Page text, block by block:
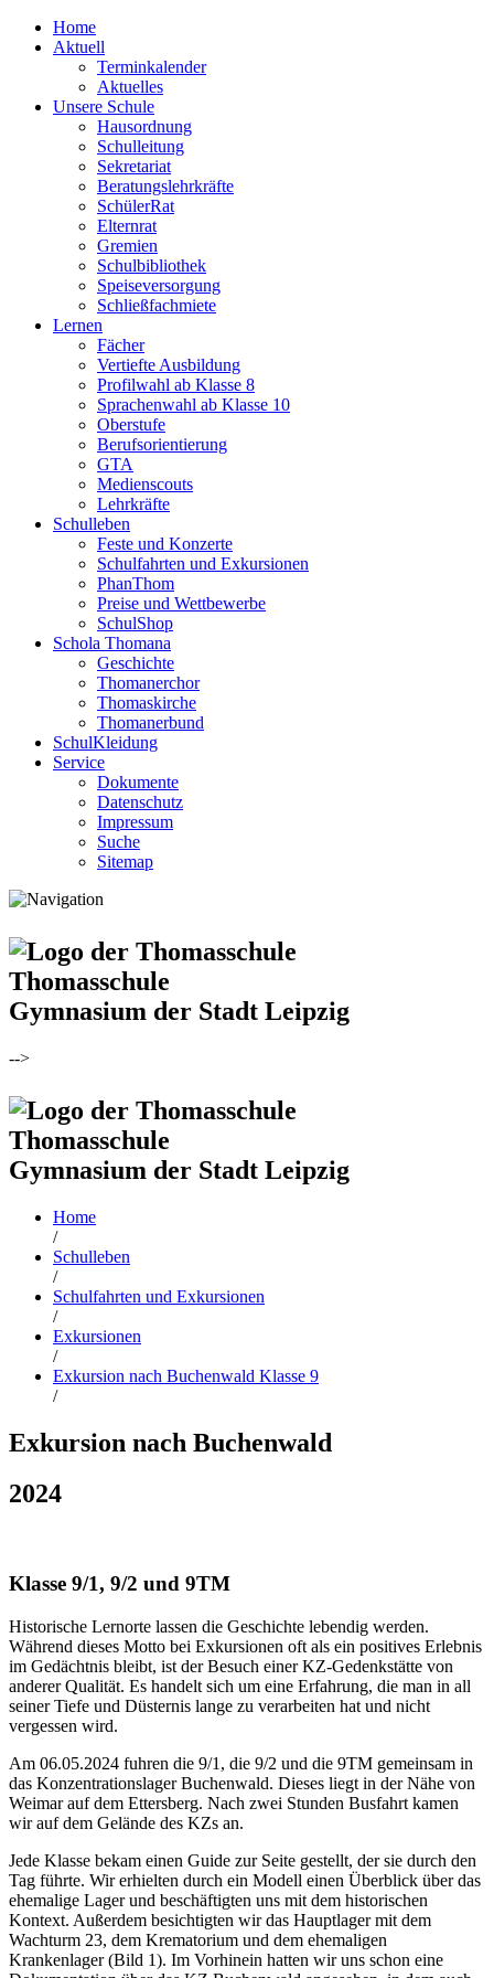
Home
Aktuell
Terminkalender
Aktuelles
Unsere Schule
Hausordnung
Schulleitung
Sekretariat
Beratungslehrkräfte
SchülerRat
Elternrat
Gremien
Schulbibliothek
Speiseversorgung
Schließfachmiete
Lernen
Fächer
Vertiefte Ausbildung
Profilwahl ab Klasse 8
Sprachenwahl ab Klasse 10
Oberstufe
Berufsorientierung
GTA
Medienscouts
Lehrkräfte
Schulleben
Feste und Konzerte
Schulfahrten und Exkursionen
PhanThom
Preise und Wettbewerbe
SchulShop
Schola Thomana
Geschichte
Thomanerchor
Thomaskirche
Thomanerbund
SchulKleidung
Service
Dokumente
Datenschutz
Impressum
Suche
Sitemap
Thomasschule
Gymnasium der Stadt Leipzig
-->
Thomasschule
Gymnasium der Stadt Leipzig
Home
/
Schulleben
/
Schulfahrten und Exkursionen
/
Exkursionen
/
Exkursion nach Buchenwald Klasse 9
/
Exkursion nach Buchenwald
2024
Klasse 9/1, 9/2 und 9TM
Historische Lernorte lassen die Geschichte lebendig werden.
Während dieses Motto bei Exkursionen oft als ein positives Erlebnis
im Gedächtnis bleibt, ist der Besuch einer KZ-Gedenkstätte von
anderer Qualität. Es handelt sich um eine Erfahrung, die man in all
seiner Tiefe und Düsternis lange zu verarbeiten hat und nicht
vergessen wird.
Am 06.05.2024 fuhren die 9/1, die 9/2 und die 9TM gemeinsam in
das Konzentrationslager Buchenwald. Dieses liegt in der Nähe von
Weimar auf dem Ettersberg. Nach zwei Stunden Busfahrt kamen
wir auf dem Gelände des KZs an.
Jede Klasse bekam einen Guide zur Seite gestellt, der sie durch den
Tag führte. Wir erhielten durch ein Modell einen Überblick über das
ehemalige Lager und beschäftigten uns mit dem historischen
Kontext. Außerdem besichtigten wir das Hauptlager mit dem
Wachturm 23, dem Krematorium und dem ehemaligen
Krankenlager (Bild 1). Im Vorhinein hatten wir uns schon eine